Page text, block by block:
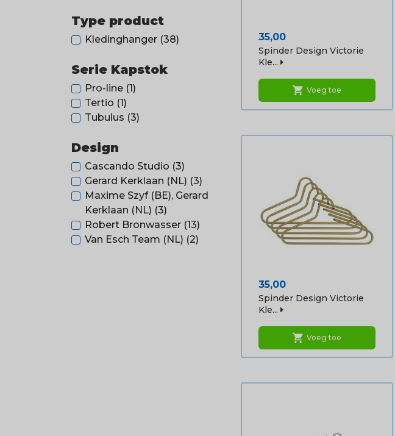
Type product
Kledinghanger (38)
Serie Kapstok
Pro-line (1)
Tertio (1)
Tubulus (3)
Design
Cascando Studio (3)
Gerard Kerklaan (NL) (3)
Maxime Szyf (BE), Gerard
Kerklaan (NL) (3)
Robert Bronwasser (13)
Van Esch Team (NL) (2)
Prijs
35,00
Spinder Design Victorie
Kle...
shopping_cart Voeg toe
Prijs
35,00
Spinder Design Victorie
Kle...
shopping_cart Voeg toe